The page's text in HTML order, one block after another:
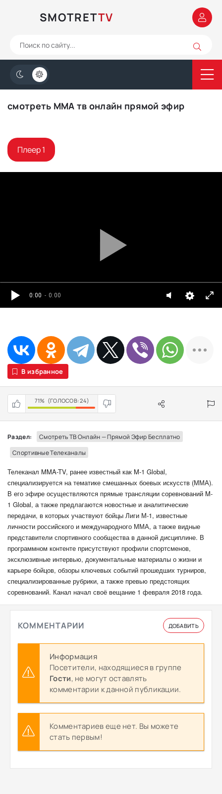
SMOTRETTV
смотреть ММА тв онлайн прямой эфир
Плеер 1
0:00 - 0:00
В избранное
71% (ГОЛОСОВ:24)
Раздел:
Смотреть ТВ Онлайн — Прямой Эфир Бесплатно
Спортивные Телеканалы
Телеканал MMA-TV, ранее известный как M-1 Global,
специализируется на тематике смешанных боевых искусств (ММА).
В его эфире осуществляются прямые трансляции соревнований M-
1 Global, а также предлагаются новостные и аналитические
передачи, в которых участвуют бойцы Лиги М-1, известные
личности российского и международного ММА, а также видные
представители спортивного сообщества в данной дисциплине. В
программном контенте присутствуют профили спортсменов,
эксклюзивные интервью, документальные материалы о жизни и
карьере бойцов, обзоры ключевых событий прошедших турниров,
специализированные рубрики, а также превью предстоящих
соревнований. Канал начал своё вещание 1 февраля 2018 года.
КОММЕНТАРИИ ДОБАВИТЬ
Информация
Посетители, находящиеся в группе
Гости, не могут оставлять
комментарии к данной публикации.
Комментариев еще нет. Вы можете
стать первым!